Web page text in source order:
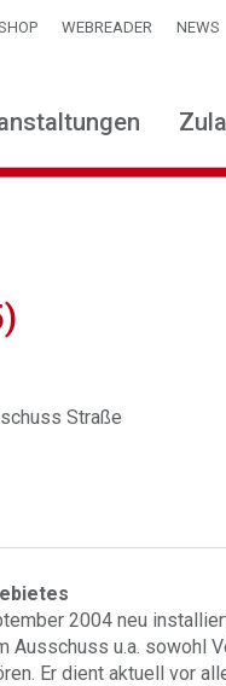
WEBREADER NEWS
Straße
2004 neu
u.a. sowohl
Er dient aktuell vor